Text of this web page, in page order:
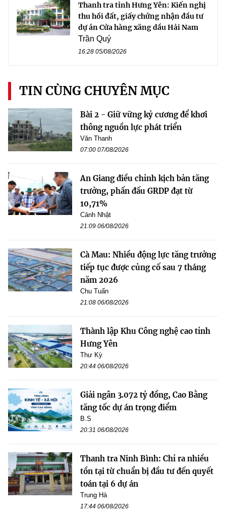
Thanh tra tỉnh Hưng Yên: Kiến nghị
thu hồi đất, giấy chứng nhận đầu tư
dự án Cửa hàng xăng dầu Hải Nam
Trần Quý
16:28 05/08/2026
TIN CÙNG CHUYÊN MỤC
Bài 2 - Giữ vững kỷ cương để khơi
thông nguồn lực phát triển
Văn Thanh
07:00 07/08/2026
An Giang điều chỉnh kịch bản tăng
trưởng, phấn đấu GRDP đạt từ
10,71%
Cảnh Nhật
21:09 06/08/2026
Cà Mau: Nhiều động lực tăng trưởng
tiếp tục được củng cố sau 7 tháng
năm 2026
Chu Tuấn
21:08 06/08/2026
Thành lập Khu Công nghệ cao tỉnh
Hưng Yên
Thư Kỳ
20:44 06/08/2026
Giải ngân 3.072 tỷ đồng, Cao Bằng
tăng tốc dự án trọng điểm
B.S
20:31 06/08/2026
Thanh tra Ninh Bình: Chỉ ra nhiều
tồn tại từ chuẩn bị đầu tư đến quyết
toán tại 6 dự án
Trung Hà
17:44 06/08/2026